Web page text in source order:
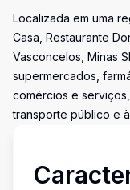
Localizada em uma
Casa, Restaurante
Vasconcelos, Minas
supermercados,
comércios e
transporte público e